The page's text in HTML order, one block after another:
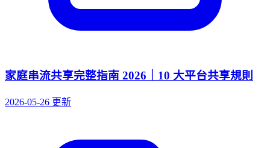
家庭串流共享完整指南 2026｜10 大平台共享規則
2026-05-26 更新